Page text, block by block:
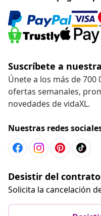
Suscríbete a
Únete a los más de
ofertas semanales,
novedades de vidaXL.
Nuestras redes
Desistir del contrato
Solicita la cancelación